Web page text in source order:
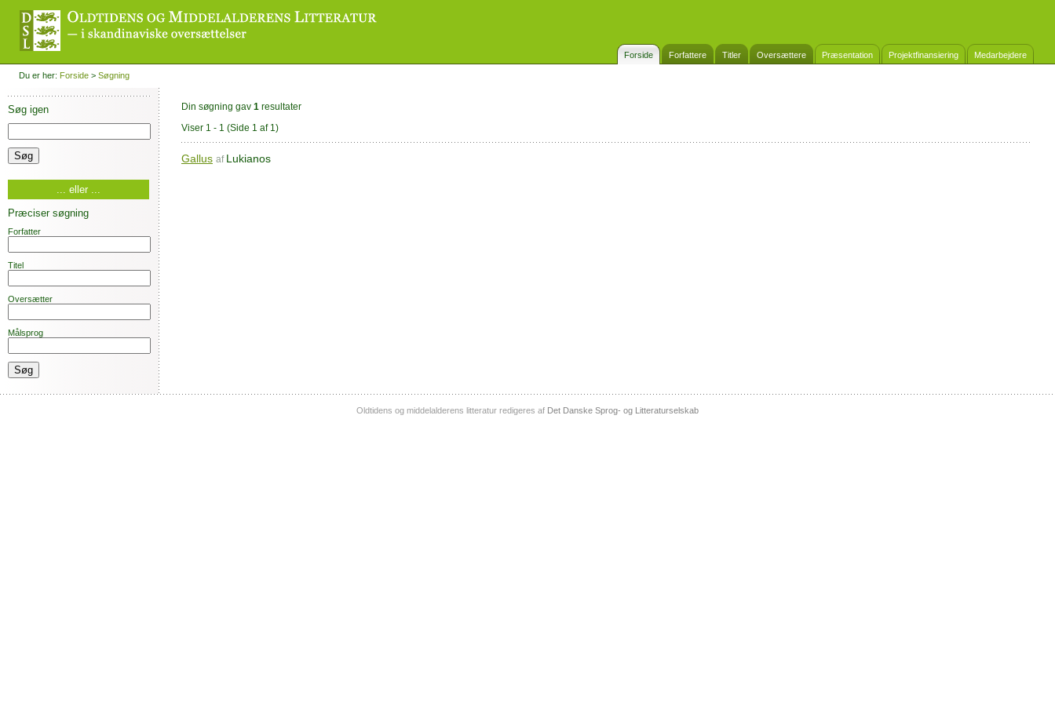
Forside Forfattere Titler Oversættere Præsentation Projektfinansiering Medarbejdere
Du er her: Forside > Søgning
Søg igen
... eller ...
Præciser søgning
Forfatter
Titel
Oversætter
Målsprog
Din søgning gav 1 resultater
Viser 1 - 1 (Side 1 af 1)
Gallus af Lukianos
Oldtidens og middelalderens litteratur redigeres af Det Danske Sprog- og Litteraturselskab